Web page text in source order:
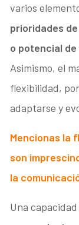
varios
prioridades
o potencial
Asimismo, el
flexibilidad,
adaptarse y
Mencionas la
son
la
Una